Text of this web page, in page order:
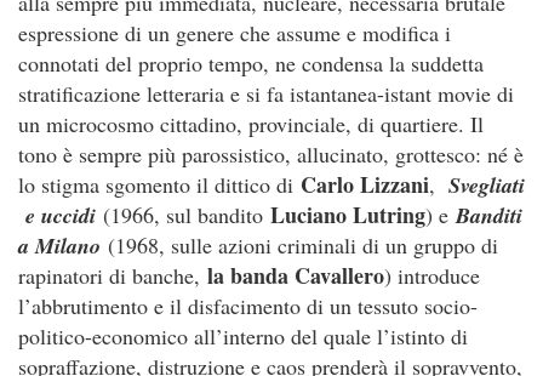
espressione di un genere che assume e modifica i
connotati del proprio tempo, ne condensa la suddetta
stratificazione letteraria e si fa istantanea-istant movie di
un microcosmo cittadino, provinciale, di quartiere. Il
tono è sempre più parossistico, allucinato, grottesco: né è
lo stigma sgomento il dittico di Carlo Lizzani, Svegliati
e uccidi (1966, sul bandito Luciano Lutring) eBanditi
a Milano (1968, sulle azioni criminali di un gruppo di
rapinatori di banche, la banda Cavallero) introduce
l’abbrutimento e il disfacimento di un tessuto socio-
politico-economico all’interno del quale l’istinto di
sopraffazione, distruzione e caos prenderà il sopravvento,